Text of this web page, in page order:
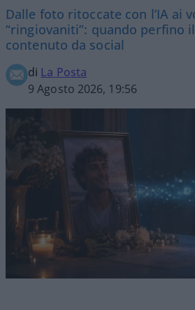
Dalle foto ritoccate con l’IA ai
“ringiovaniti”: quando perfino
contenuto da social
di La Posta
9 Agosto 2026, 19:56